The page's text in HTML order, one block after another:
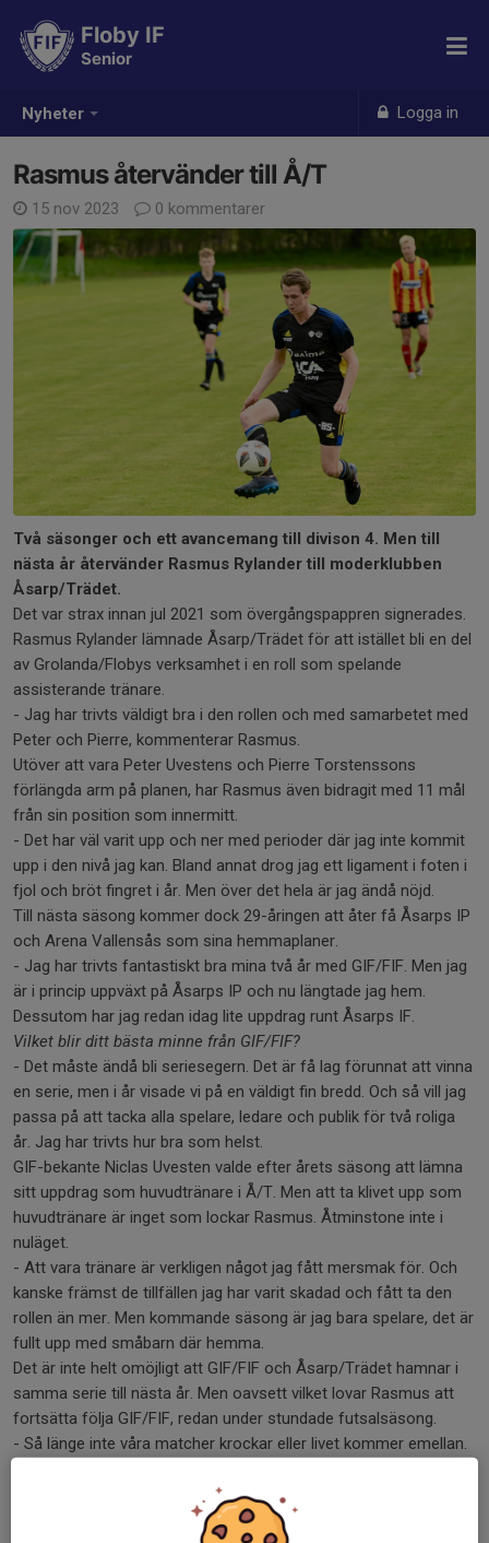
Nyheter Logga in
Floby IF
Senior
Rasmus återvänder till Å/T
15 nov 2023 0 kommentarer
Två säsonger och ett avancemang till divison 4. Men till
nästa år återvänder Rasmus Rylander till moderklubben
Åsarp/Trädet.
Det var strax innan jul 2021 som övergångspappren signerades.
Rasmus Rylander lämnade Åsarp/Trädet för att istället bli en del
av Grolanda/Flobys verksamhet i en roll som spelande
assisterande tränare.
- Jag har trivts väldigt bra i den rollen och med samarbetet med
Peter och Pierre, kommenterar Rasmus.
Utöver att vara Peter Uvestens och Pierre Torstenssons
förlängda arm på planen, har Rasmus även bidragit med 11 mål
från sin position som innermitt.
- Det har väl varit upp och ner med perioder där jag inte kommit
upp i den nivå jag kan. Bland annat drog jag ett ligament i foten i
fjol och bröt fingret i år. Men över det hela är jag ändå nöjd.
Till nästa säsong kommer dock 29-åringen att åter få Åsarps IP
och Arena Vallensås som sina hemmaplaner.
- Jag har trivts fantastiskt bra mina två år med GIF/FIF. Men jag
är i princip uppväxt på Åsarps IP och nu längtade jag hem.
Dessutom har jag redan idag lite uppdrag runt Åsarps IF.
Vilket blir ditt bästa minne från GIF/FIF?
- Det måste ändå bli seriesegern. Det är få lag förunnat att vinna
en serie, men i år visade vi på en väldigt fin bredd. Och så vill jag
passa på att tacka alla spelare, ledare och publik för två roliga
år. Jag har trivts hur bra som helst.
GIF-bekante Niclas Uvesten valde efter årets säsong att lämna
sitt uppdrag som huvudtränare i Å/T. Men att ta klivet upp som
huvudtränare är inget som lockar Rasmus. Åtminstone inte i
nuläget.
- Att vara tränare är verkligen något jag fått mersmak för. Och
kanske främst de tillfällen jag har varit skadad och fått ta den
rollen än mer. Men kommande säsong är jag bara spelare, det är
fullt upp med småbarn där hemma.
Det är inte helt omöjligt att GIF/FIF och Åsarp/Trädet hamnar i
samma serie till nästa år. Men oavsett vilket lovar Rasmus att
fortsätta följa GIF/FIF, redan under stundade futsalsäsong.
- Så länge inte våra matcher krockar eller livet kommer emellan.